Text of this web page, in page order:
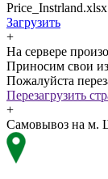
Price_Instrland.xlsx
Загрузить
+
На сервере
Приносим свои
Пожалуйста
Перезагрузить
+
Самовывоз на м.